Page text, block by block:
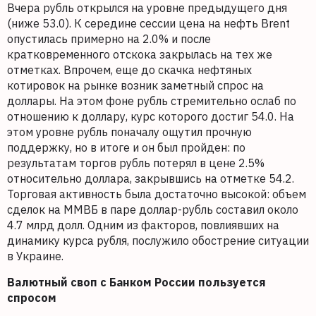
Вчера рубль открылся на уровне предыдущего дня
(ниже 53.0). К середине сессии цена на нефть Brent
опустилась примерно на 2.0% и после
кратковременного отскока закрылась на тех же
отметках. Впрочем, еще до скачка нефтяных
котировок на рынке возник заметный спрос на
доллары. На этом фоне рубль стремительно ослаб по
отношению к доллару, курс которого достиг 54.0. На
этом уровне рубль поначалу ощутил прочную
поддержку, но в итоге и он был пройден: по
результатам торгов рубль потерял в цене 2.5%
относительно доллара, закрывшись на отметке 54.2.
Торговая активность была достаточно высокой: объем
сделок на ММВБ в паре доллар-рубль составил около
4.7 млрд долл. Одним из факторов, повлиявших на
динамику курса рубля, послужило обострение ситуации
в Украине.
Валютный своп с Банком России пользуется
спросом